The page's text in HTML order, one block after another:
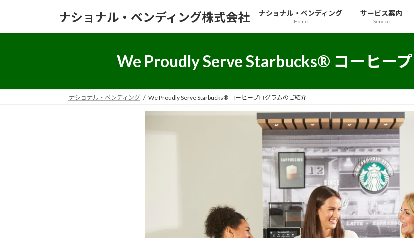
キ
に
ナショナル・ベンディング株式会社 ナショナル・ベンディング
Home
サービス案内
Service
We Proudly Serve Starbucks® コーヒー
ナショナル・ベンディング We Proudly Serve Starbucks® コーヒープログラムのご紹介